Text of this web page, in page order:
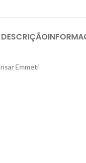
DESCRIÇÃO
Emmeti